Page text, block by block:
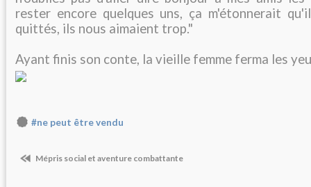
rester encore quelques uns, ça m'étonnerait
quittés, ils nous aimaient trop."
Ayant finis son conte, la vieille femme ferma les
#ne peut être vendu
Mépris social et aventure combattante